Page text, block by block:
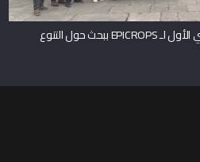
د. إباء فراح تشارك في المؤتمر السنوي الأول لـ EPICROPS ببحث حول التنوع